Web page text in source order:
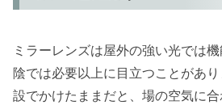
ミラーレンズは屋外の強い光では
陰では必要以上に目立つことがあ
設でかけたままだと、場の空気に合